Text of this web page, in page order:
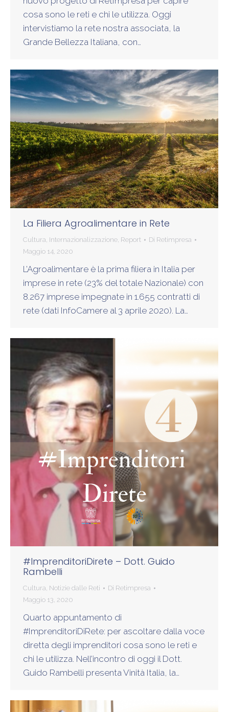
cosa sono le reti e chi le utilizza. Oggi
intervistiamo la rete nostra associata, la
Grande Bellezza Italiana, con…
La Filiera Agroalimentare in Rete
Cultura, Internazionalizzazione, Report Di Retimpresa
Maggio 14, 2020
L’Agroalimentare è la prima filiera in Italia per
imprese in rete (23% del totale Nazionale) con
8.267 imprese impegnate in 1.655 contratti di
rete (dati InfoCamere al 3 aprile 2020). La…
#ImprenditoriDirete – Dott. Guido
Rambelli
Cultura, Notizie dalle Reti Di Retimpresa
Maggio 13, 2020
Quarto appuntamento di
#ImprenditoriDiRete: per ascoltare dalla voce
diretta degli imprenditori cosa sono le reti e
chi le utilizza. Nell’incontro di oggi il Dott.
Guido Rambelli presenta Vinità Italia, la…